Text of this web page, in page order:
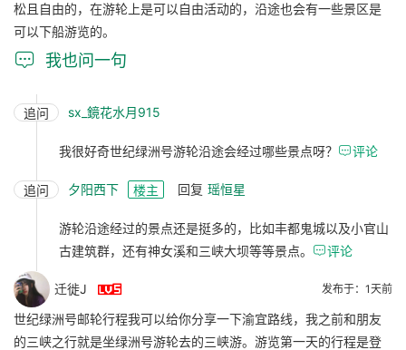
松且自由的，在游轮上是可以自由活动的，沿途也会有一些景区是
可以下船游览的。
 我也问一句
追问 sx_鏡花水月915
我很好奇世纪绿洲号游轮沿途会经过哪些景点呀？ 评论
追问 夕阳西下 楼主 回复 瑶恒星
游轮沿途经过的景点还是挺多的，比如丰都鬼城以及小官山
古建筑群，还有神女溪和三峡大坝等等景点。 评论
迁徙J  发布于：1天前
世纪绿洲号邮轮行程我可以给你分享一下渝宜路线，我之前和朋友
的三峡之行就是坐绿洲号游轮去的三峡游。游览第一天的行程是登